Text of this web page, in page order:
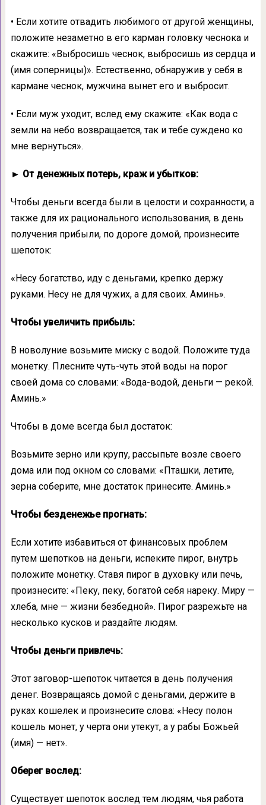
• Если хотите отвадить любимого от другой женщины,
положите незаметно в его карман головку чеснока и
скажите: «Выбросишь чеснок, выбросишь из сердца и
(имя соперницы)». Естественно, обнаружив у себя в
кармане чеснок, мужчина вынет его и выбросит.
• Если муж уходит, вслед ему скажите: «Как вода с
земли на небо возвращается, так и тебе суждено ко
мне вернуться».
► От денежных потерь, краж и убытков:
Чтобы деньги всегда были в целости и сохранности, а
также для их рационального использования, в день
получения прибыли, по дороге домой, произнесите
шепоток:
«Несу богатство, иду с деньгами, крепко держу
руками. Несу не для чужих, а для своих. Аминь».
Чтобы увеличить прибыль:
В новолуние возьмите миску с водой. Положите туда
монетку. Плесните чуть-чуть этой воды на порог
своей дома со словами: «Вода-водой, деньги — рекой.
Аминь.»
Чтобы в доме всегда был достаток:
Возьмите зерно или крупу, рассыпьте возле своего
дома или под окном со словами: «Пташки, летите,
зерна соберите, мне достаток принесите. Аминь.»
Чтобы безденежье прогнать:
Если хотите избавиться от финансовых проблем
путем шепотков на деньги, испеките пирог, внутрь
положите монетку. Ставя пирог в духовку или печь,
произнесите: «Пеку, пеку, богатой себя нареку. Миру —
хлеба, мне — жизни безбедной». Пирог разрежьте на
несколько кусков и раздайте людям.
Чтобы деньги привлечь:
Этот заговор-шепоток читается в день получения
денег. Возвращаясь домой с деньгами, держите в
руках кошелек и произнесите слова: «Несу полон
кошель монет, у черта они утекут, а у рабы Божьей
(имя) — нет».
Оберег вослед:
Существует шепоток вослед тем людям, чья работа